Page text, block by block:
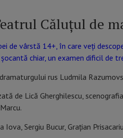
Căluțul de
de vârstă 14+, în care veți
chiar, un examen dificil de
rus Ludmila
de Lică Gherghilescu,
Iova, Sergiu Bucur, Grațian Prisacariu